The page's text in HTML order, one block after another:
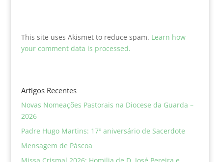
This site uses Akismet to reduce spam. Learn how
your comment data is processed.
Artigos Recentes
Novas Nomeações Pastorais na Diocese da Guarda –
2026
Padre Hugo Martins: 17º aniversário de Sacerdote
Mensagem de Páscoa